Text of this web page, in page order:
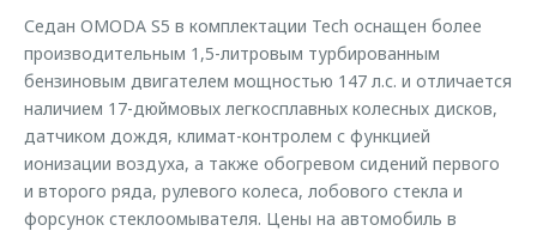
Седан OMODA S5 в комплектации Tech оснащен более
производительным 1,5-литровым турбированным
бензиновым двигателем мощностью 147 л.с. и отличается
наличием 17-дюймовых легкосплавных колесных дисков,
датчиком дождя, климат-контролем с функцией
ионизации воздуха, а также обогревом сидений первого
и второго ряда, рулевого колеса, лобового стекла и
форсунок стеклоомывателя. Цены на автомобиль в